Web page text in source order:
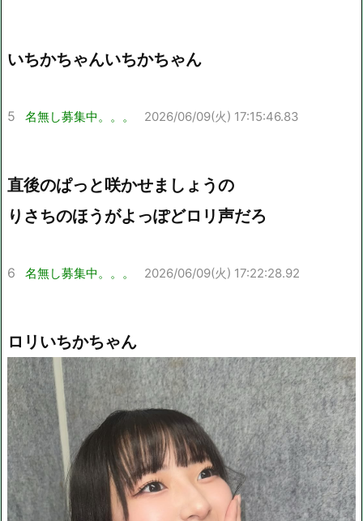
いちかちゃんいちかちゃん
5 名無し募集中。。。 2026/06/09(火) 17:15:46.83
直後のぱっと咲かせましょうの
りさちのほうがよっぽどロリ声だろ
6 名無し募集中。。。 2026/06/09(火) 17:22:28.92
ロリいちかちゃん